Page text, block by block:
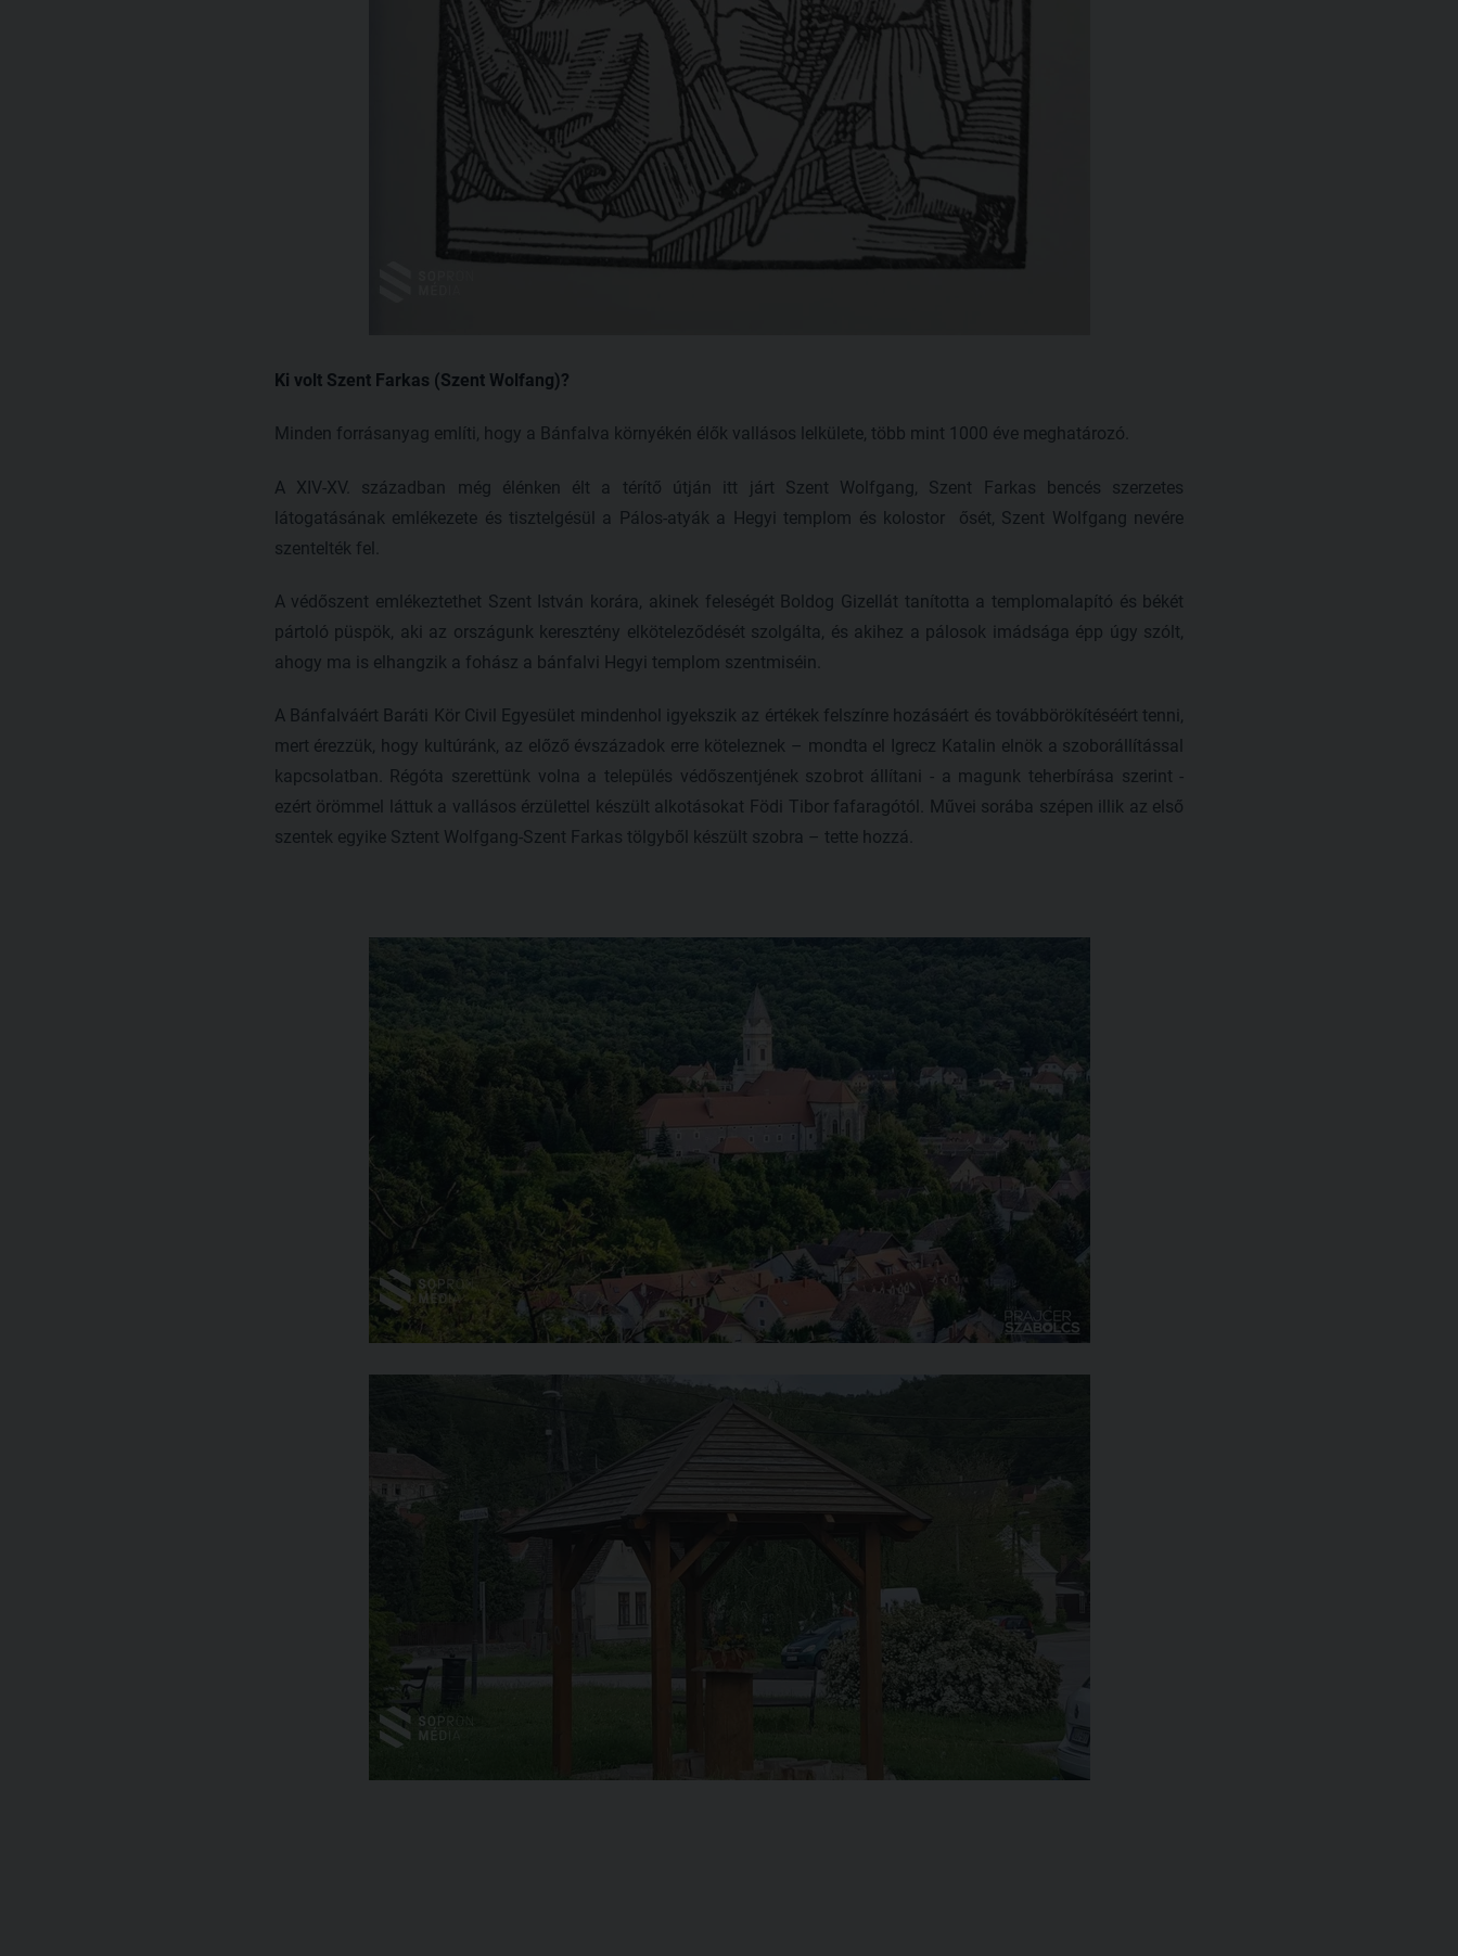
Ki volt Szent Farkas (Szent Wolfang)?
Minden forrásanyag említi, hogy a Bánfalva környékén élők vallásos lelkülete, több mint 1000 éve meghatározó.
A XIV-XV. században még élénken élt a térítő útján itt járt Szent Wolfgang, Szent Farkas bencés szerzetes
látogatásának emlékezete és tisztelgésül a Pálos-atyák a Hegyi templom és kolostor ősét, Szent Wolfgang nevére
szentelték fel.
A védőszent emlékeztethet Szent István korára, akinek feleségét Boldog Gizellát tanította a templomalapító és békét
pártoló püspök, aki az országunk keresztény elköteleződését szolgálta, és akihez a pálosok imádsága épp úgy szólt,
ahogy ma is elhangzik a fohász a bánfalvi Hegyi templom szentmiséin.
A Bánfalváért Baráti Kör Civil Egyesület mindenhol igyekszik az értékek felszínre hozásáért és továbbörökítéséért tenni,
mert érezzük, hogy kultúránk, az előző évszázadok erre köteleznek – mondta el Igrecz Katalin elnök a szoborállítással
kapcsolatban. Régóta szerettünk volna a település védőszentjének szobrot állítani - a magunk teherbírása szerint -
ezért örömmel láttuk a vallásos érzülettel készült alkotásokat Födi Tibor fafaragótól. Művei sorába szépen illik az első
szentek egyike Sztent Wolfgang-Szent Farkas tölgyből készült szobra – tette hozzá.